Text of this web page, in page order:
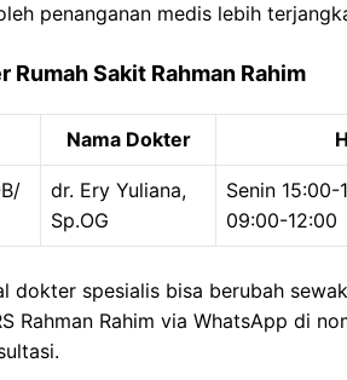
penanganan medis lebih
Rumah Sakit Rahman Rahim
Nama Dokter
dr. Ery Yuliana,
Sp.OG
Senin 15:00-
09:00-12:00
dokter spesialis bisa berubah
Rahman Rahim via WhatsApp di